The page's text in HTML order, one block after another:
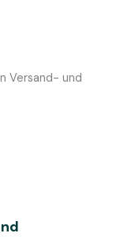
Versand- und